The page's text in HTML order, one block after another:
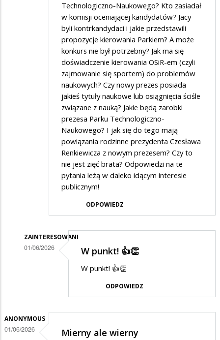
Technologiczno-Naukowego? Kto zasiadał
w komisji oceniającej kandydatów? Jacy
byli kontrkandydaci i jakie przedstawili
propozycje kierowania Parkiem? A może
konkurs nie był potrzebny? Jak ma się
doświadczenie kierowania OSiR-em (czyli
zajmowanie się sportem) do problemów
naukowych? Czy nowy prezes posiada
jakieś tytuły naukowe lub osiągnięcia ściśle
związane z nauką? Jakie będą zarobki
prezesa Parku Technologiczno-
Naukowego? I jak się do tego mają
powiązania rodzinne prezydenta Czesława
Renkiewicza z nowym prezesem? Czy to
nie jest zięć brata? Odpowiedzi na te
pytania leżą w daleko idącym interesie
publicznym!
ODPOWIEDZ
ZAINTERESOWANI
01/06/2026
odpowiedzi
na
W punkt! 👍👏
W punkt! 👍👏
ODPOWIEDZ
ANONYMOUS
01/06/2026 Mierny ale wierny